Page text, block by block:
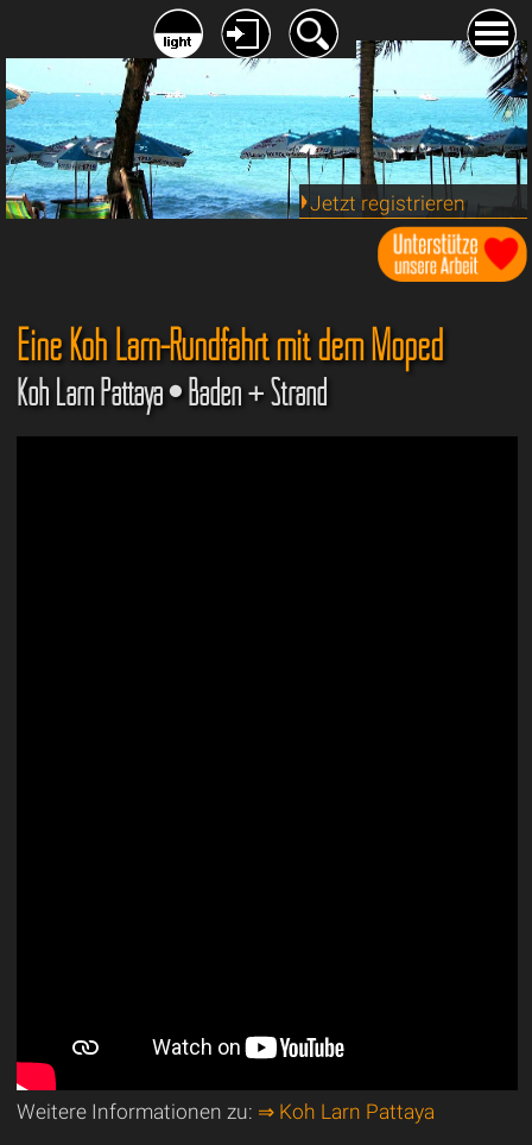
Jetzt registrieren
Eine Koh Larn-Rundfahrt mit dem Moped
Koh Larn Pattaya • Baden + Strand
Weitere Informationen zu: ⇒ Koh Larn Pattaya